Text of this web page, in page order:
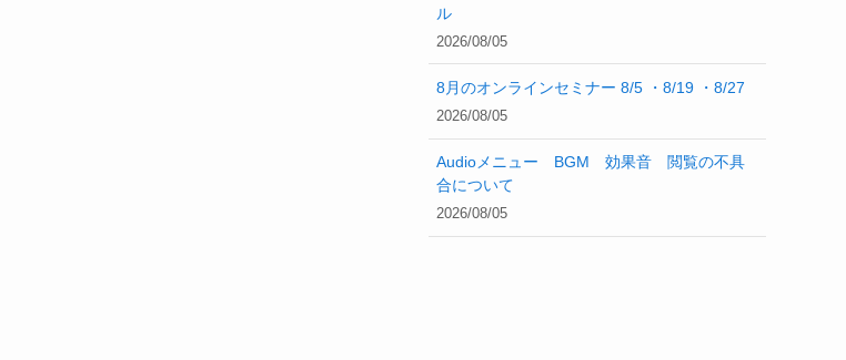
ル
2026/08/05
8月のオンラインセミナー 8/5 ・8/19 ・8/27
2026/08/05
Audioメニュー BGM 効果音 閲覧の不具
合について
2026/08/05